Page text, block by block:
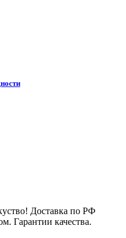
Доставка по РФ
Гарантии качества.